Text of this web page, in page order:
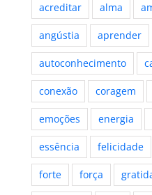
acreditar alma
angústia aprender
autoconhecimento
conexão coragem
emoções energia
essência felicidade
forte força